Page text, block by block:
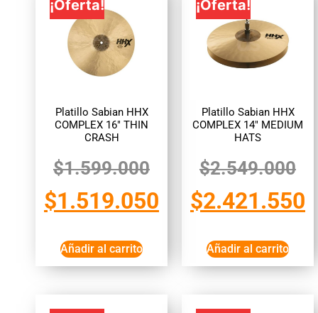
¡Oferta!
Platillo Sabian HHX
COMPLEX 16″ THIN
CRASH
$1.599.000
$1.519.050
Añadir al carrito
¡Oferta!
Platillo Sabian HHX
COMPLEX 14″ MEDIUM
HATS
$2.549.000
$2.421.550
Añadir al carrito